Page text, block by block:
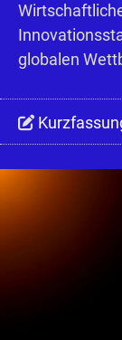
globalen